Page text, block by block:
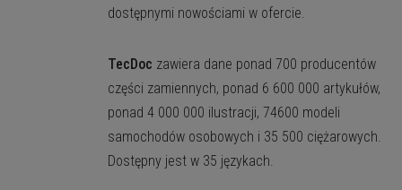
dostępnymi nowościami w ofercie.
TecDoc zawiera dane ponad 700 producentów
części zamiennych, ponad 6 600 000 artykułów,
ponad 4 000 000 ilustracji, 74600 modeli
samochodów osobowych i 35 500 ciężarowych.
Dostępny jest w 35 językach.